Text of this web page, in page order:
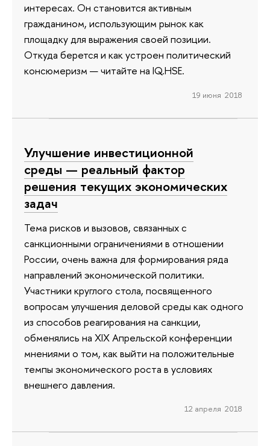
интересах. Он становится активным
гражданином, использующим рынок как
площадку для выражения своей позиции.
Откуда берется и как устроен политический
консюмеризм — читайте на IQ.HSE.
19 июня 2018
Улучшение инвестиционной
среды — реальный фактор
решения текущих экономических
задач
Тема рисков и вызовов, связанных с
санкционными ограничениями в отношении
России, очень важна для формирования ряда
направлений экономической политики.
Участники круглого стола, посвященного
вопросам улучшения деловой среды как одного
из способов реагирования на санкции,
обменялись на XIX Апрельской конференции
мнениями о том, как выйти на положительные
темпы экономического роста в условиях
внешнего давления.
12 апреля 2018